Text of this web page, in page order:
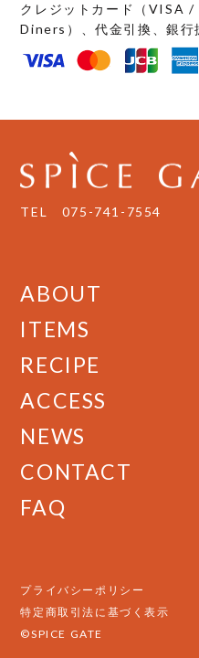
クレジットカード（VISA
Diners）、代金引換、銀行
TEL 075-741-7554
ABOUT
ITEMS
RECIPE
ACCESS
NEWS
CONTACT
FAQ
プライバシーポリシー
特定商取引法に基づく表示
©SPICE GATE